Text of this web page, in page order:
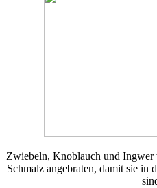
Zwiebeln, Knoblauch und Ingwer
Schmalz angebraten, damit sie in